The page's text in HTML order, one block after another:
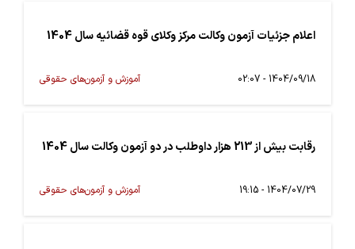
اعلام جزئیات آزمون وکالت مرکز وکلای قوه قضائیه سال 1404
1404/09/18 - 02:07 آموزش و آزمون‌های حقوقی
رقابت بیش از 213 هزار داوطلب در دو آزمون وکالت سال 1404
1404/07/29 - 19:15 آموزش و آزمون‌های حقوقی